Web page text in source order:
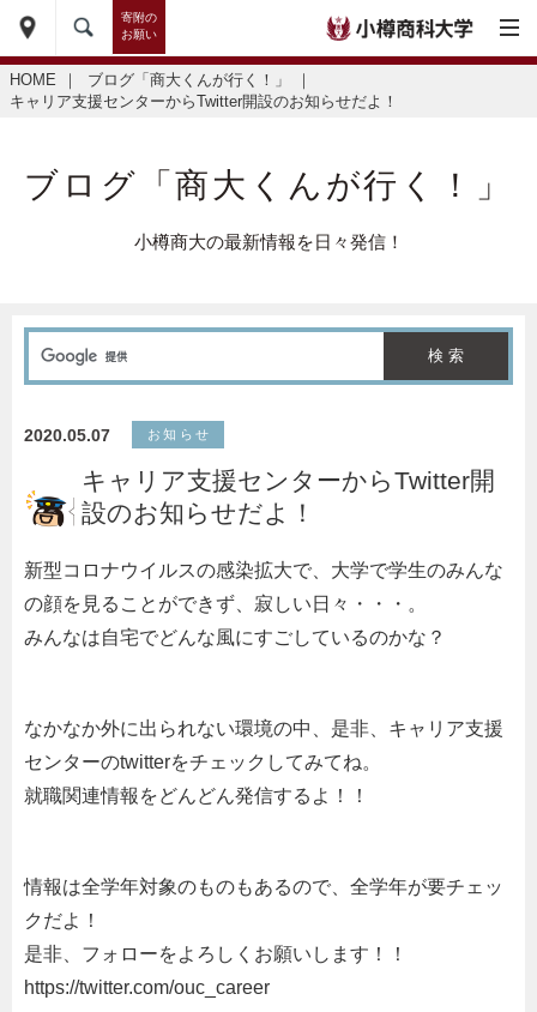
寄附の
お願い
HOME ｜ ブログ「商大くんが行く！」
｜
キャリア支援センターからTwitter開設のお知らせだよ！
ブログ「商大くんが行く！」
小樽商大の最新情報を日々発信！
2020.05.07 お知らせ
キャリア支援センターからTwitter開
設のお知らせだよ！
新型コロナウイルスの感染拡大で、大学で学生のみんな
の顔を見ることができず、寂しい日々・・・。
みんなは自宅でどんな風にすごしているのかな？
なかなか外に出られない環境の中、是非、キャリア支援
センターのtwitterをチェックしてみてね。
就職関連情報をどんどん発信するよ！！
情報は全学年対象のものもあるので、全学年が要チェッ
クだよ！
是非、フォローをよろしくお願いします！！
https://twitter.com/ouc_career